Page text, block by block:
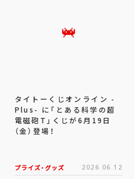
タイトーくじオンライン -
Plus- に「とある科学の超
電磁砲T」くじが6月19日
（金）登場！
プライズ・グッズ 2026.06.12